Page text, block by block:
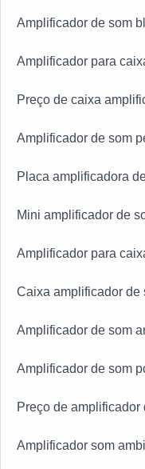
Amplificador de som
Amplificador para
Preço de caixa
Amplificador de som
Placa amplificadora
Mini amplificador de
Amplificador para
Caixa amplificador de
Amplificador de som
Amplificador de som
Preço de amplificador
Amplificador som